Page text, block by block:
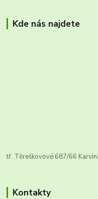
Kde nás najdete
tř. Těreškovové 687/66
Kontakty